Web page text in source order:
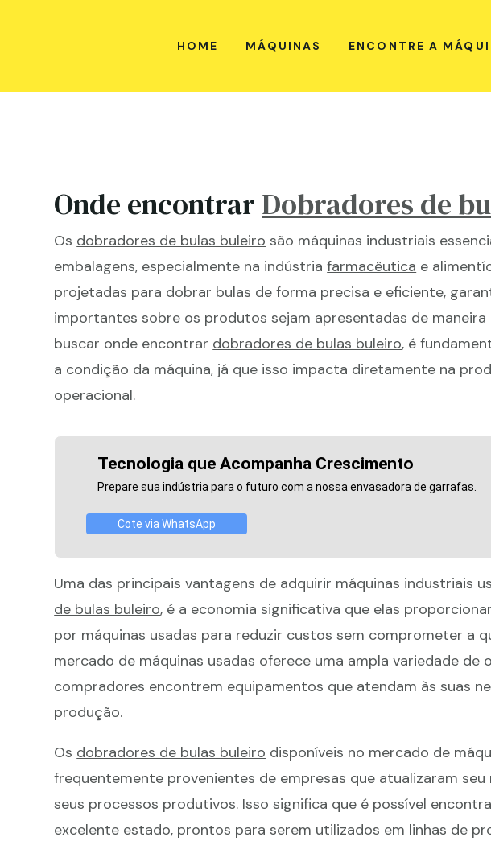
HOME MÁQUINAS ENCONTRE A
Onde encontrar Dobradores de
Os dobradores de bulas buleiro são máquinas industriais
embalagens, especialmente na indústriafarmacêutica e
projetadas para dobrar bulas de forma precisa e eficiente,
importantes sobre os produtos sejam apresentadas de maneira
buscar onde encontrar dobradores de bulas buleiro, é
a condição da máquina, já que isso impacta diretamente na
operacional.
Tecnologia que Acompanha Crescimento
Prepare sua indústria para o futuro com a nossa envasadora de garrafas.
Cote via WhatsApp
Uma das principais vantagens de adquirir máquinas industriais
de bulas buleiro, é a economia significativa que elas
por máquinas usadas para reduzir custos sem comprometer a
mercado de máquinas usadas oferece uma ampla variedade de
compradores encontrem equipamentos que atendam às suas
produção.
Os dobradores de bulas buleiro disponíveis no mercado de
frequentemente provenientes de empresas que atualizaram
seus processos produtivos. Isso significa que é possível
excelente estado, prontos para serem utilizados em linhas de